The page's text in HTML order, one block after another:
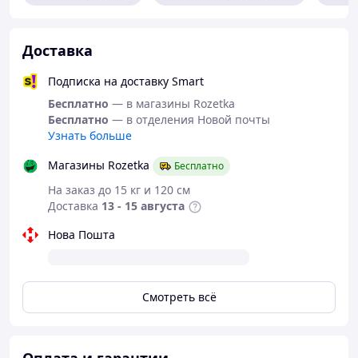
Декор: бант, кристали
Комплектация: 1 пара (без коробки)
Доставка
Подписка на доставку Smart
Бесплатно — в магазины Rozetka
Бесплатно — в отделения Новой почты
Узнать больше
Магазины Rozetka
Бесплатно
На заказ до 15 кг и 120 см
Доставка 13 - 15 августа
Нова Пошта
Смотреть всё